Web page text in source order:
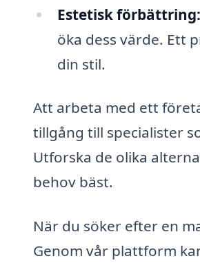
Estetisk förbättring:
öka dess värde. Ett
din stil.
Att arbeta med ett
tillgång till specialister
Utforska de olika
behov bäst.
När du söker efter en
Genom vår plattform